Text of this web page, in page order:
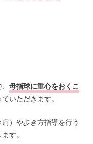
母指球に重心をおくこ
いただきます。
）や歩き方指導を行う
す。